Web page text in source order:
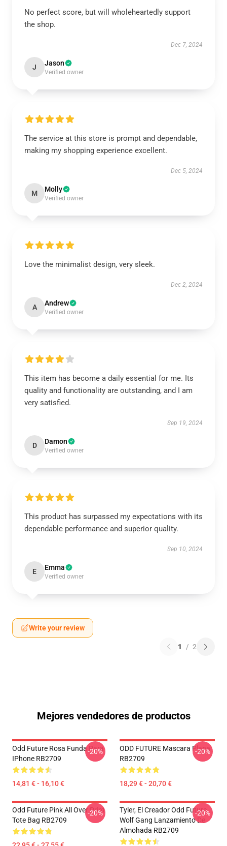
No perfect score, but will wholeheartedly support
the shop.
Dec 7, 2024
J Jason
Verified owner
The service at this store is prompt and dependable,
making my shopping experience excellent.
Dec 5, 2024
M Molly
Verified owner
Love the minimalist design, very sleek.
Dec 2, 2024
A Andrew
Verified owner
This item has become a daily essential for me. Its
quality and functionality are outstanding, and I am
very satisfied.
Sep 19, 2024
D Damon
Verified owner
This product has surpassed my expectations with its
dependable performance and superior quality.
Sep 10, 2024
E Emma
Verified owner
Write your review
1 / 2
Mejores vendedores de productos
Odd Future Rosa Funda Para
IPhone RB2709
14,81 € - 16,10 €
-20%
ODD FUTURE Mascara Plana
RB2709
18,29 € - 20,70 €
-20%
Odd Future Pink All Over Print
Tote Bag RB2709
-20%
Tyler, El Creador Odd Future
Wolf Gang Lanzamiento De
Almohada RB2709
-20%